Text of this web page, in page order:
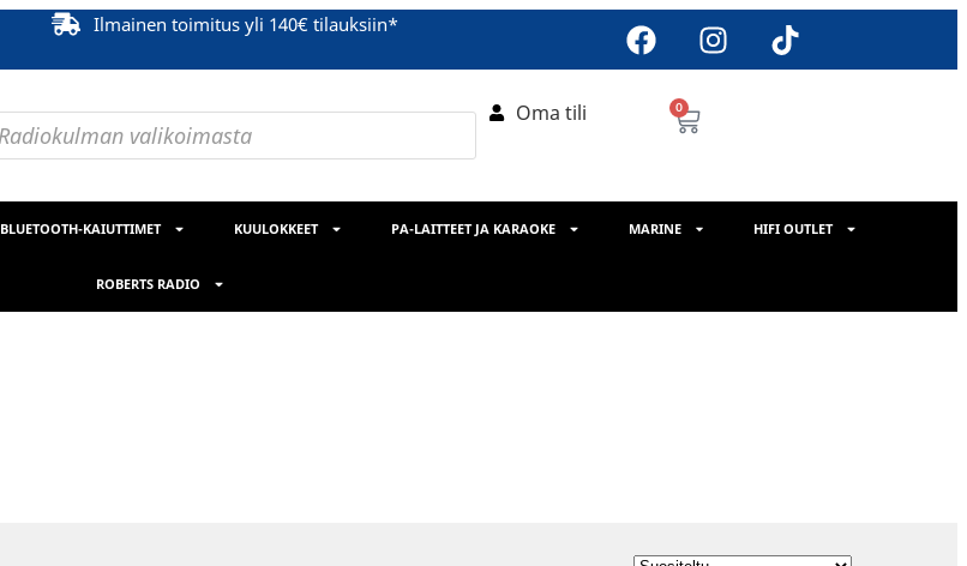
Ilmainen toimitus yli 140€ tilauksiin*
Oma tili 0
BLUETOOTH-KAIUTTIMET KUULOKKEET PA-LAITTEET JA KARAOKE MARINE HIFI OUTLET
ROBERTS RADIO